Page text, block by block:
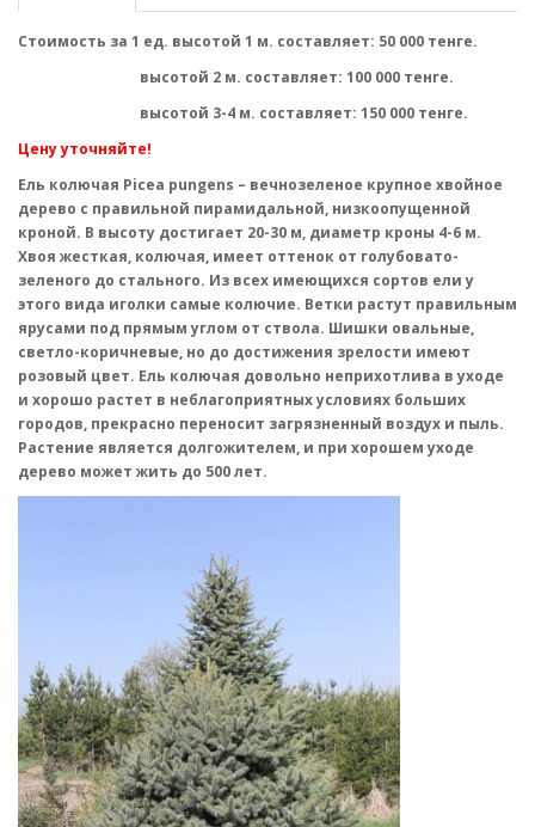
Стоимость за 1 ед. высотой 1 м. составляет: 50 000 тенге.
высотой 2 м. составляет: 100 000 тенге.
высотой 3-4 м. составляет: 150 000 тенге.
Цену уточняйте!
Ель колючая Picea pungens – вечнозеленое крупное хвойное
дерево с правильной пирамидальной, низкоопущенной
кроной. В высоту достигает 20-30 м, диаметр кроны 4-6 м.
Хвоя жесткая, колючая, имеет оттенок от голубовато-
зеленого до стального. Из всех имеющихся сортов ели у
этого вида иголки самые колючие. Ветки растут правильным
ярусами под прямым углом от ствола. Шишки овальные,
светло-коричневые, но до достижения зрелости имеют
розовый цвет. Ель колючая довольно неприхотлива в уходе
и хорошо растет в неблагоприятных условиях больших
городов, прекрасно переносит загрязненный воздух и пыль.
Растение является долгожителем, и при хорошем уходе
дерево может жить до 500 лет.